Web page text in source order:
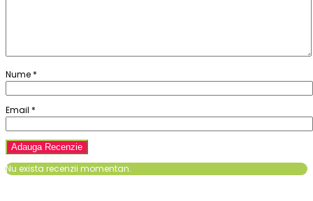
Nume *
Email *
Nu exista recenzii momentan.